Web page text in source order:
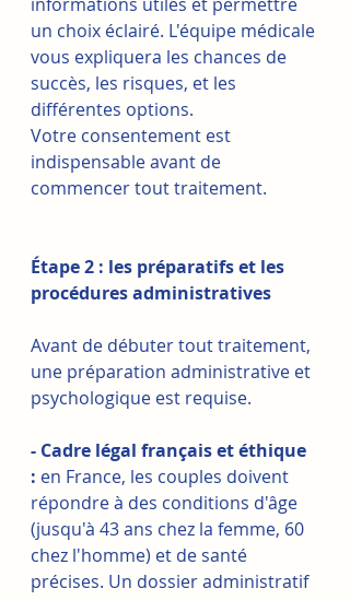
un choix éclairé. L'équipe médicale
vous expliquera les chances de
succès, les risques, et les
différentes options.
Votre consentement est
indispensable avant de
commencer tout traitement.
Étape 2 : les préparatifs et les
procédures administratives
Avant de débuter tout traitement,
une préparation administrative et
psychologique est requise.
- Cadre légal français et éthique
: en France, les couples doivent
répondre à des conditions d'âge
(jusqu'à 43 ans chez la femme, 60
chez l'homme) et de santé
précises. Un dossier administratif